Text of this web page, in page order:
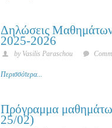
Δηλώσεις
2025-2026
by Vasilis Paraschou
Περισσότερα...
Πρόγραμμα
25/02)